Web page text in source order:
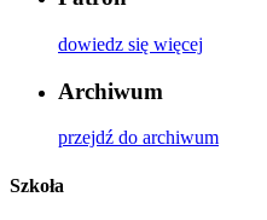
dowiedz się więcej
Archiwum
przejdź do archiwum
Szkoła